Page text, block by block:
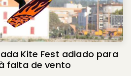
Kite Fest adiado para
falta de vento